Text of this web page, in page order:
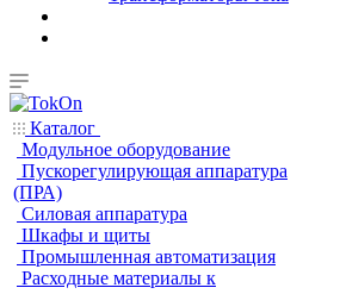
Каталог
Модульное оборудование
Пускорегулирующая аппаратура
(ПРА)
Силовая аппаратура
Шкафы и щиты
Промышленная автоматизация
Расходные материалы к